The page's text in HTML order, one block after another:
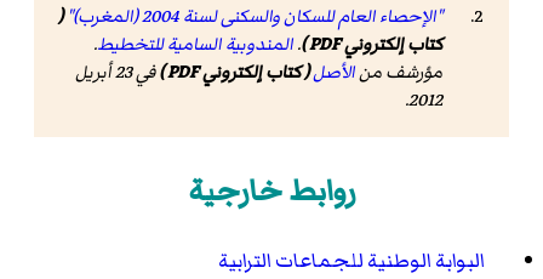
"الإحصاء العام للسكان والسكنى لسنة 2004 (المغرب)"
(
كتاب إلكتروني PDF )
.المندوبية السامية للتخطيط.
مؤرشف منالأصل( كتاب إلكتروني PDF )
في 23 أبريل
2012.
روابط خارجية
البوابة الوطنية للجماعات الترابية